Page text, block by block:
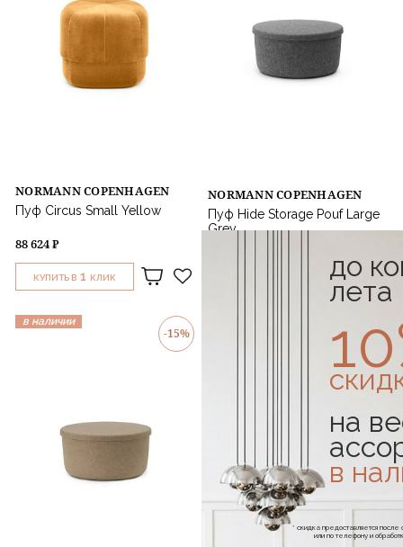
NORMANN COPENHAGEN
Пуф Circus Small Yellow
88 624 ₽
КУПИТЬ В 1 КЛИК
NORMANN COPENHAGEN
Пуф Hide Storage Pouf Large
Grey
в наличии
-15% -15%
до
лета
на
в
* скидка предоставляется
или по телефону и